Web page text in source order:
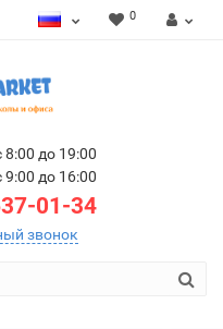
0
8:00 до 19:00
9:00 до 16:00
01-34
звонок